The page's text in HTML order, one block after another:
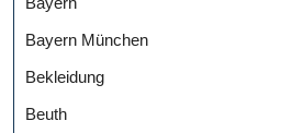
Bayern München
Bekleidung
Beuth